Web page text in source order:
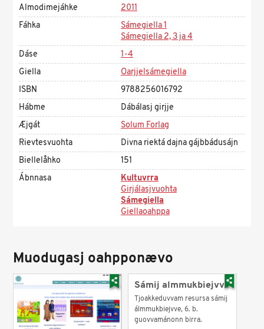
Almodimejáhke
2011
Fáhka
Sámegiella 1
Sámegiella 2, 3 ja 4
Dáse
1-4
Giella
Oarjjelsámegiella
ISBN
9788256016792
Hábme
Dábálasj girjje
Æjgát
Solum Forlag
Rievtesvuohta
Divna riektá dajna gájbbádusájn
Biellelåhko
151
Ábnnasa
Kultuvrra
Girjálasjvuohta
Sámegiella
Giellaoahppa
Muodugasj oahpponævo
Sámij almmukbiejvve
Tjoakkeduvvam resursa sámij
álmmukbiejvve, 6. b.
guovvamánonn birra.